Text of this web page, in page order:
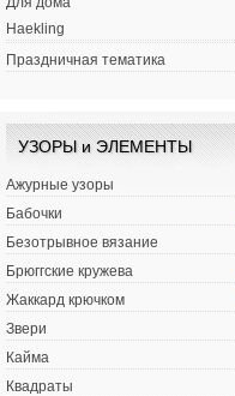
Haekling
Праздничная тематика
УЗОРЫ и ЭЛЕМЕНТЫ
Ажурные узоры
Бабочки
Безотрывное вязание
Брюггские кружева
Жаккард крючком
Звери
Кайма
Квадраты